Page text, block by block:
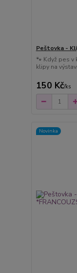
Peštovka -
🐾 Když pes v
klipy na
150 Kč/ks
Novinka